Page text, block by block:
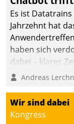
zeigte Datatrain,
Neues zu bieten
Es ist
Jahrzehnt hat
haben sich
dabei – klares
Fokussierung
Andreas
Wir sind dabei
Kongress